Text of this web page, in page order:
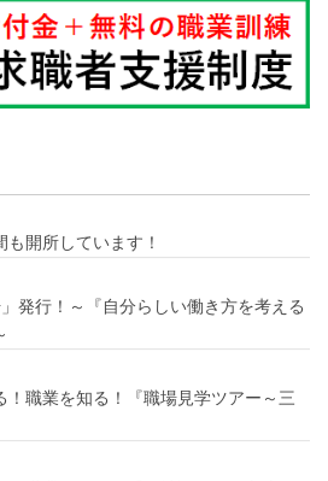
開所しています！
発行！～『自分らしい働き方を考える
！職業を知る！『職場見学ツアー～三